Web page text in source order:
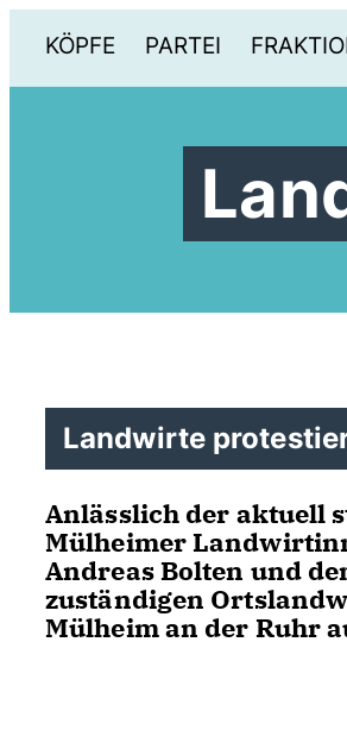
KÖPFE PARTEI
Landwirte
Anlässlich der aktuell
Mülheimer
Andreas Bolten und
zuständigen
Mülheim an der Ruhr